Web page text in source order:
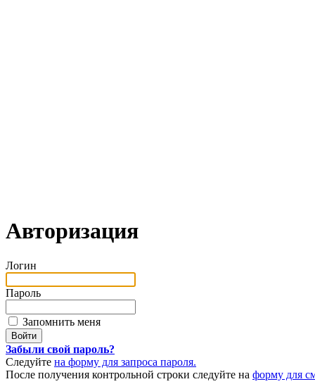
Авторизация
Логин
Пароль
Запомнить меня
Забыли свой пароль?
Следуйте на форму для запроса пароля.
После получения контрольной строки следуйте на форму для